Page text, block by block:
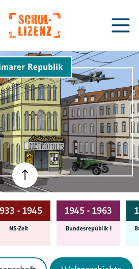
Lexikon
Republik
- 1945
NS-Zeit
1945 - 1963
Bundes­republik I